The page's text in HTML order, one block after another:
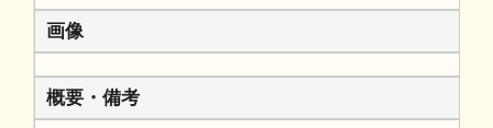
画像
概要・備考